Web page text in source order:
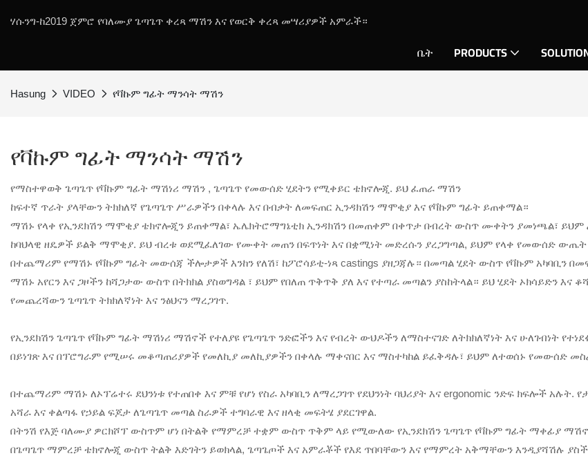
ሃሱንግ-ከ2019 ጀምሮ የባለሙያ ጌጣጌጥ ቀረጻ ማሽን እና የወርቅ ቀረጻ መሣሪያዎች አምራች።
ቤት PRODUCTS
Hasung VIDEO የቫኩም ግፊት ማንሳት ማሽን
የቫኩም ግፊት ማንሳት ማሽን
የማስተዋወቅ ጌጣጌጥ የቫኩም ግፊት ማሽነሪ ማሽን , ጌጣጌጥ የመውሰድ ሂደትን የሚቀይር ቴክኖሎጂ. ይህ ፈጠራ ማሽን
ከፍተኛ ጥራት ያላቸውን ትክክለኛ የጌጣጌጥ ሥራዎችን በቀላሉ እና በብቃት ለመፍጠር ኢንዳክሽን ማሞቂያ እና የቫኩም ግፊት ይጠቀማል።
ማሽኑ የላቀ የኢንደክሽን ማሞቂያ ቴክኖሎጂን ይጠቀማል፣ ኤሌክትሮማግኔቲክ ኢንዳክሽን በመጠቀም በቀጥታ በብረት ውስጥ ሙቀትን ያመነጫል፣ ይህም
ከባህላዊ ዘዴዎች ይልቅ ማሞቂያ. ይህ ብረቱ ወደሚፈለገው የሙቀት መጠን በፍጥነት እና በቋሚነት መድረሱን ያረጋግጣል, ይህም የላቀ የመውሰድ ውጤት
በተጨማሪም የማሽኑ የቫኩም ግፊት መውሰጃ ችሎታዎች እንከን የለሽ፣ ከፖሮሳይቲ-ነጻ castings ያዘጋጃሉ። በመጣል ሂደት ውስጥ የቫኩም አካባቢን
ማሽኑ አየርን እና ጋዞችን ከሻጋታው ውስጥ በትክክል ያስወግዳል ፣ ይህም የበለጠ ጥቅጥቅ ያለ እና የተጣራ መጣልን ያስከትላል። ይህ ሂደት ኦክሳይድን እና
የመጨረሻውን ጌጣጌጥ ትክክለኛነት እና ንፅህናን ማረጋገጥ.
የኢንደክሽን ጌጣጌጥ የቫኩም ግፊት ማሽነሪ ማሽኖች የተለያዩ የጌጣጌጥ ንድፎችን እና የብረት ውህዶችን ለማስተናገድ ለትክክለኛነት እና ሁለገብነት
በይነገጽ እና በፕሮግራም የሚሠሩ መቆጣጠሪያዎች የመለኪያ መለኪያዎችን በቀላሉ ማቀናበር እና ማስተካከል ይፈቅዳሉ፣ ይህም ለተወሰኑ የመውሰድ
በተጨማሪም ማሽኑ ለኦፕሬተሩ ደህንነቱ የተጠበቀ እና ምቹ የሆነ የስራ አካባቢን ለማረጋገጥ የደህንነት ባህሪያት እና ergonomic ንድፍ ክፍሎች አሉት.
አሻራ እና ቀልጣፋ የኃይል ፍጆታ ለጌጣጌጥ መጣል ስራዎች ተግባራዊ እና ዘላቂ መፍትሄ ያደርገዋል.
በትንሽ የእጅ ባለሙያ ዎርክሾፕ ውስጥም ሆነ በትልቅ የማምረቻ ተቋም ውስጥ ጥቅም ላይ የሚውለው የኢንደክሽን ጌጣጌጥ የቫኩም ግፊት ማቀፊያ
በጌጣጌጥ ማምረቻ ቴክኖሎጂ ውስጥ ትልቅ እድገትን ይወክላል, ጌጣጌጦች እና አምራቾች የእደ ጥበባቸውን እና የማምረት አቅማቸውን እንዲያሻሽሉ